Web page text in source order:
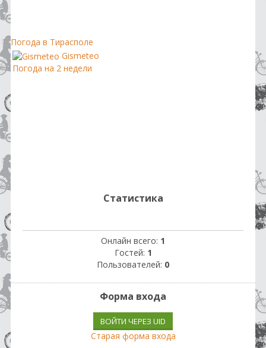
Погода в Тирасполе
Gismeteo
Погода на 2 недели
Статистика
Онлайн всего: 1
Гостей: 1
Пользователей: 0
Форма входа
ВОЙТИ ЧЕРЕЗ UID
Старая форма входа